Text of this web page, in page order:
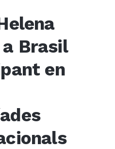
Brasil
en